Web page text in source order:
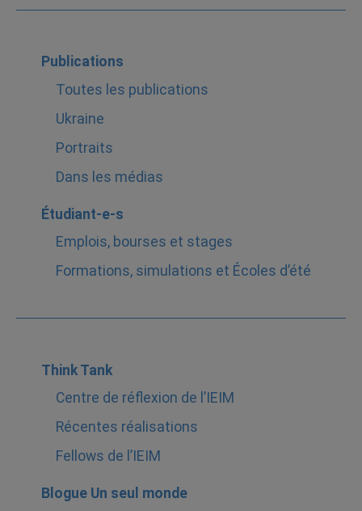
Publications
Toutes les publications
Ukraine
Portraits
Dans les médias
Étudiant-e-s
Emplois, bourses et stages
Formations, simulations et Écoles d’été
Think Tank
Centre de réflexion de l’IEIM
Récentes réalisations
Fellows de l’IEIM
Blogue Un seul monde